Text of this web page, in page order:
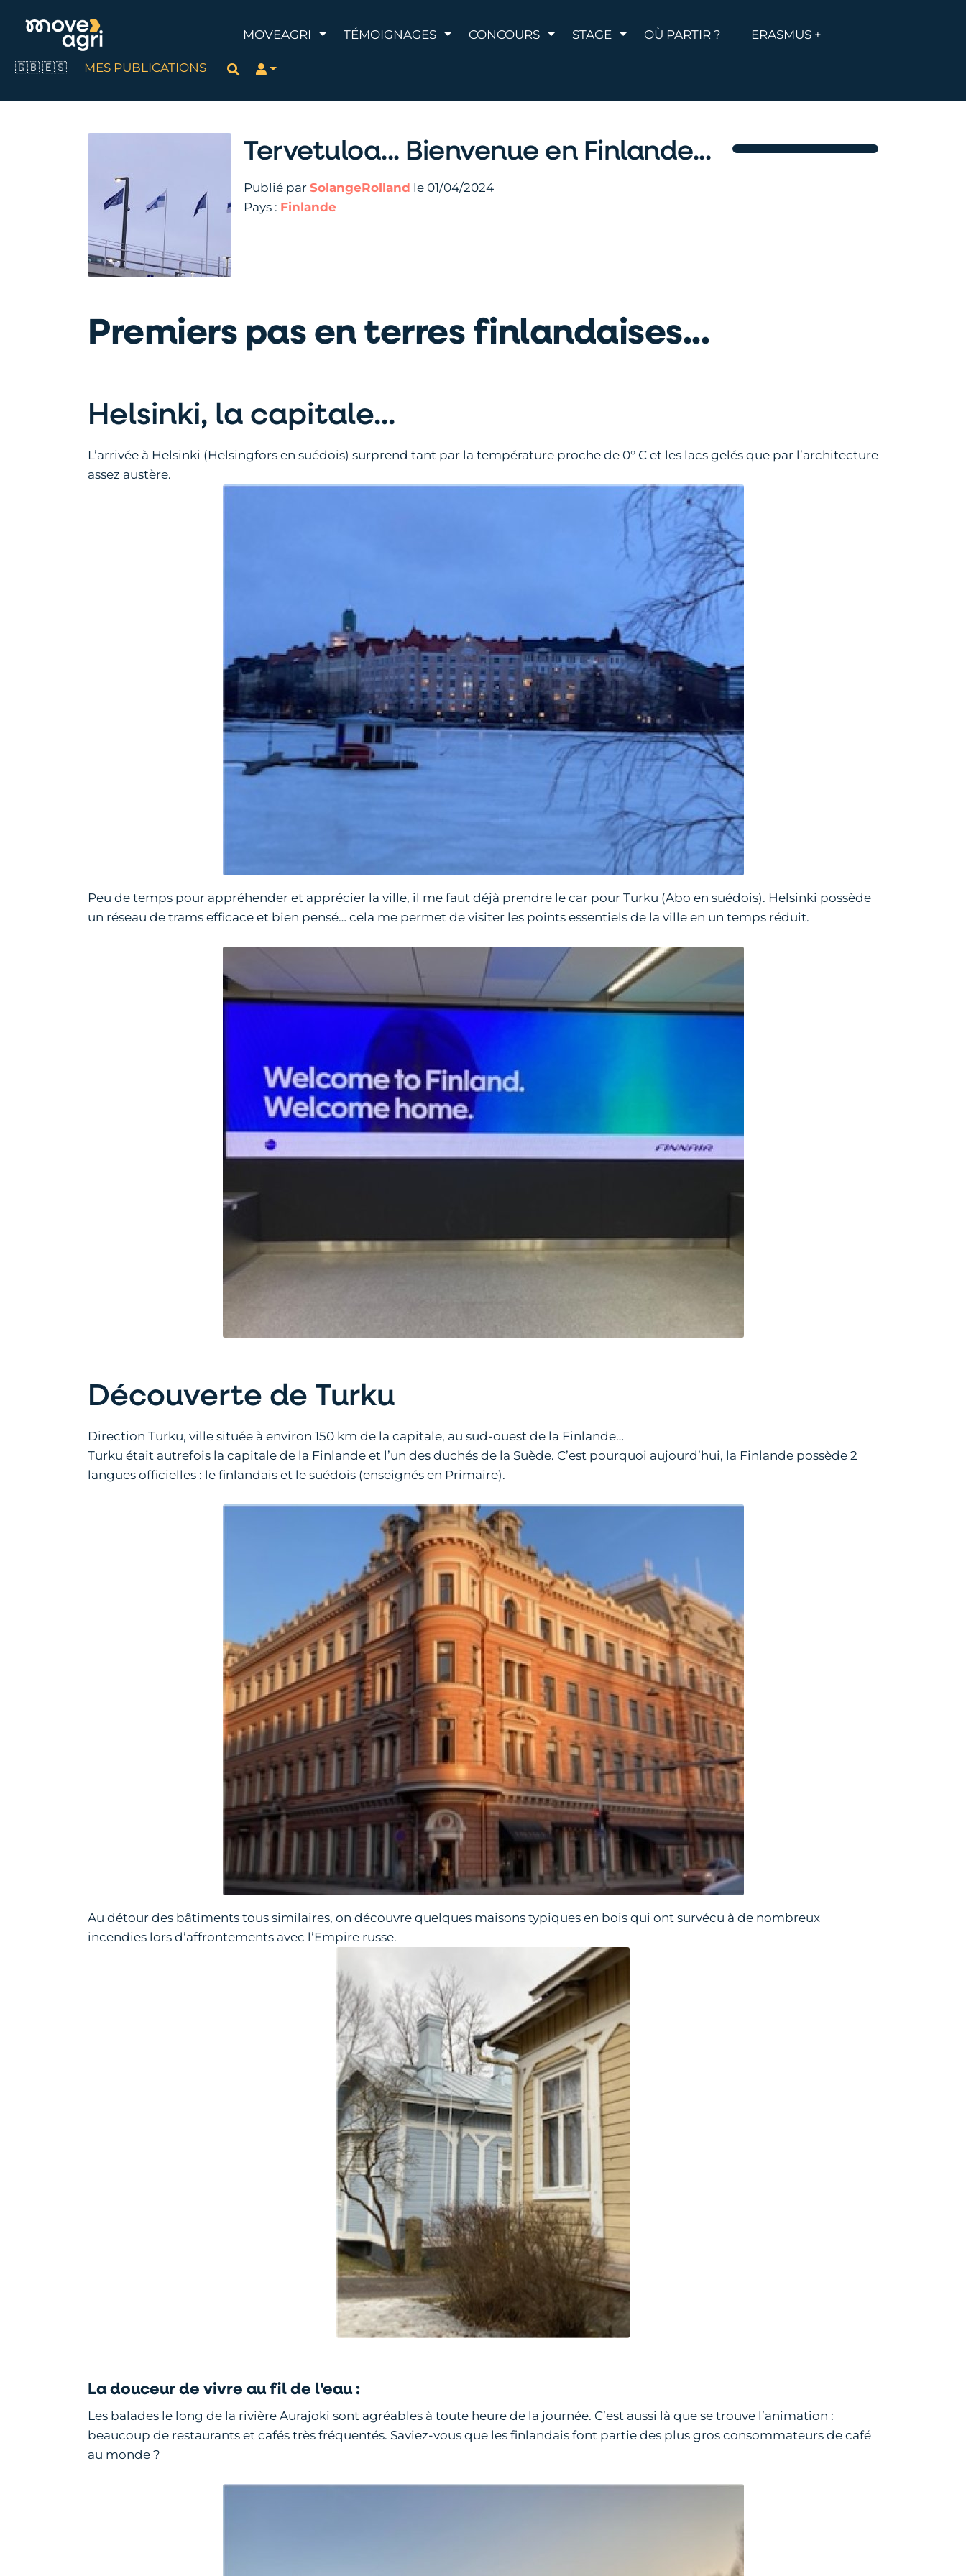
MOVEAGRI AFFICHER LE MENU
TÉMOIGNAGES AFFICHER LE MENU
CONCOURS AFFICHER LE MENU
STAGE AFFICHER LE MENU
OÙ PARTIR ? ERASMUS +
🇬🇧 🇪🇸 MES PUBLICATIONS Rechercher
Tervetuloa... Bienvenue en Finlande...
Publié par SolangeRolland le 01/04/2024
Pays : Finlande
Premiers pas en terres finlandaises...
Helsinki, la capitale...
L’arrivée à Helsinki (Helsingfors en suédois) surprend tant par la température proche de 0° C et les lacs gelés que par l’architecture
assez austère.
Peu de temps pour appréhender et apprécier la ville, il me faut déjà prendre le car pour Turku (Abo en suédois). Helsinki possède
un réseau de trams efficace et bien pensé… cela me permet de visiter les points essentiels de la ville en un temps réduit.
Découverte de Turku
Direction Turku, ville située à environ 150 km de la capitale, au sud-ouest de la Finlande…
Turku était autrefois la capitale de la Finlande et l’un des duchés de la Suède. C’est pourquoi aujourd’hui, la Finlande possède 2
langues officielles : le finlandais et le suédois (enseignés en Primaire).
Au détour des bâtiments tous similaires, on découvre quelques maisons typiques en bois qui ont survécu à de nombreux
incendies lors d’affrontements avec l’Empire russe.
La douceur de vivre au fil de l'eau :
Les balades le long de la rivière Aurajoki sont agréables à toute heure de la journée. C’est aussi là que se trouve l’animation :
beaucoup de restaurants et cafés très fréquentés. Saviez-vous que les finlandais font partie des plus gros consommateurs de café
au monde ?